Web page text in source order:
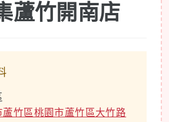
蘆竹開南店
蘆竹區桃園市蘆竹區大竹路